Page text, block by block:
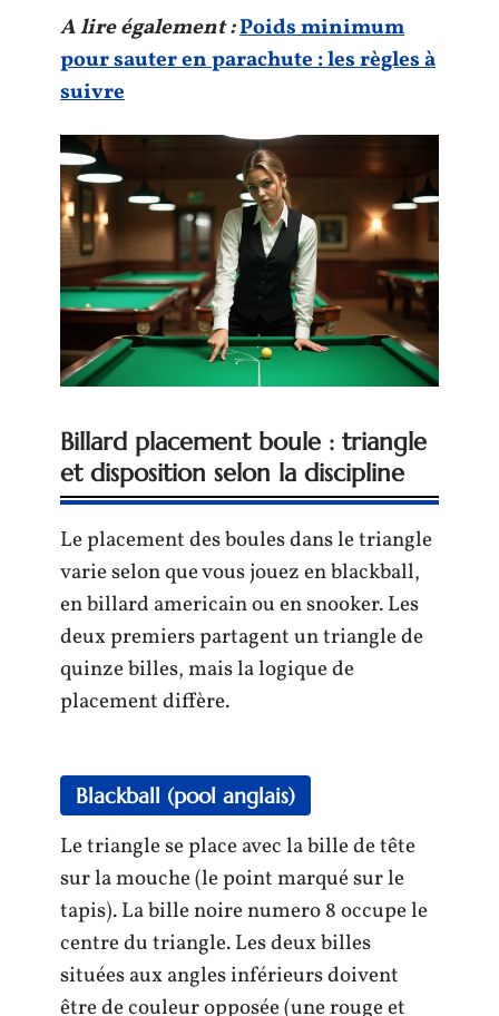
A lire également :Poids minimum
pour sauter en parachute : les règles à
suivre
Billard placement boule : triangle
et disposition selon la discipline
Le placement des boules dans le triangle
varie selon que vous jouez en blackball,
en billard americain ou en snooker. Les
deux premiers partagent un triangle de
quinze billes, mais la logique de
placement diffère.
Blackball (pool anglais)
Le triangle se place avec la bille de tête
sur la mouche (le point marqué sur le
tapis). La bille noire numero 8 occupe le
centre du triangle. Les deux billes
situées aux angles inférieurs doivent
être de couleur opposée (une rouge et